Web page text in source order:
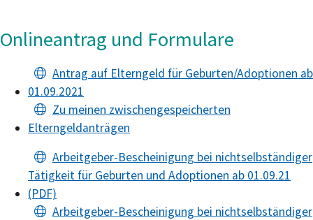
Onlineantrag und Formulare
Antrag auf Elterngeld für Geburten/Adoptionen ab
01.09.2021
Zu meinen zwischengespeicherten
Elterngeldanträgen
Arbeitgeber-Bescheinigung bei nichtselbständiger
Tätigkeit für Geburten und Adoptionen ab 01.09.21
(PDF)
Arbeitgeber-Bescheinigung bei nichtselbständiger